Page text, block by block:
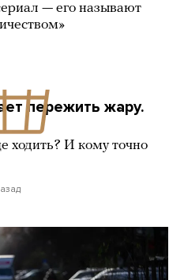
— его называют
пережить жару.
ходить? И кому точно